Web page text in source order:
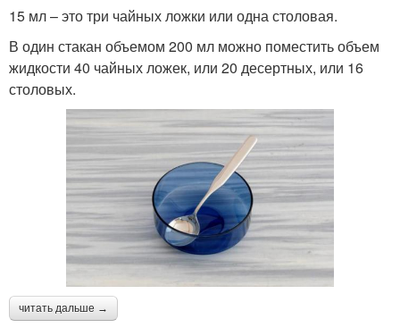
15 мл – это три чайных ложки или одна столовая.
В один стакан объемом 200 мл можно поместить объем
жидкости 40 чайных ложек, или 20 десертных, или 16
столовых.
читать дальше →